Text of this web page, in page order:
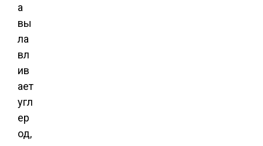
а
вы
ла
вл
ив
ает
угл
ер
од,